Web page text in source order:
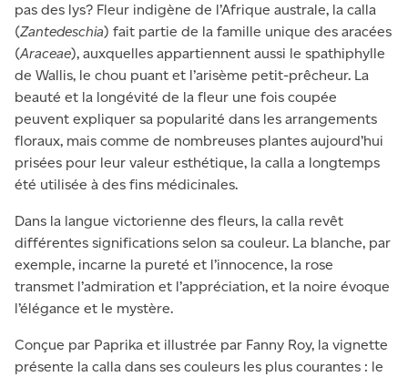
pas des lys? Fleur indigène de l’Afrique australe, la calla
(Zantedeschia) fait partie de la famille unique des aracées
(Araceae), auxquelles appartiennent aussi le spathiphylle
de Wallis, le chou puant et l’arisème petit-prêcheur. La
beauté et la longévité de la fleur une fois coupée
peuvent expliquer sa popularité dans les arrangements
floraux, mais comme de nombreuses plantes aujourd’hui
prisées pour leur valeur esthétique, la calla a longtemps
été utilisée à des fins médicinales.
Dans la langue victorienne des fleurs, la calla revêt
différentes significations selon sa couleur. La blanche, par
exemple, incarne la pureté et l’innocence, la rose
transmet l’admiration et l’appréciation, et la noire évoque
l’élégance et le mystère.
Conçue par Paprika et illustrée par Fanny Roy, la vignette
présente la calla dans ses couleurs les plus courantes : le